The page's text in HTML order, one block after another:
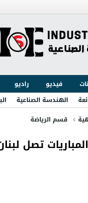
فيديو راديو
الهندسة الصناعية
قسم الرياضة
تصل